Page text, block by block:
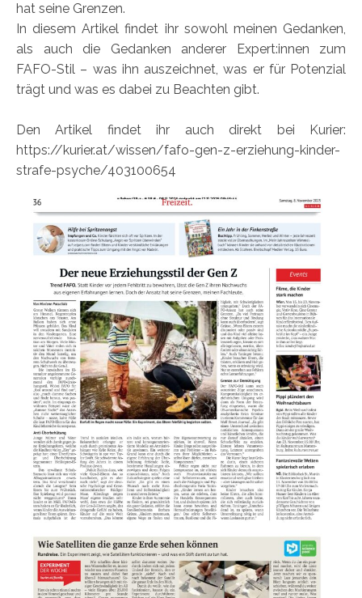
hat seine Grenzen.
In diesem Artikel findet ihr sowohl meinen Gedanken,
als auch die Gedanken anderer Expert:innen zum
FAFO-Stil – was ihn auszeichnet, was er für Potenzial
trägt und was es dabei zu Beachten gibt.
Den Artikel findet ihr auch direkt bei Kurier:
https://kurier.at/wissen/fafo-gen-z-erziehung-kinder-
strafe-psyche/403100654